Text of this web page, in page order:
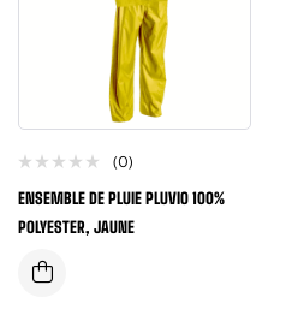
(0)
ENSEMBLE DE PLUIE PLUVIO 100%
POLYESTER, JAUNE